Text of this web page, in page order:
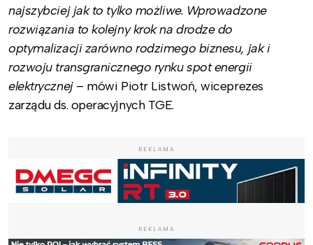
najszybciej jak to tylko możliwe. Wprowadzone
rozwiązania to kolejny krok na drodze do
optymalizacji zarówno rodzimego biznesu, jak i
rozwoju transgranicznego rynku spot energii
elektrycznej – mówi Piotr Listwoń, wiceprezes
zarządu ds. operacyjnych TGE.
REKLAMA
REKLAMA